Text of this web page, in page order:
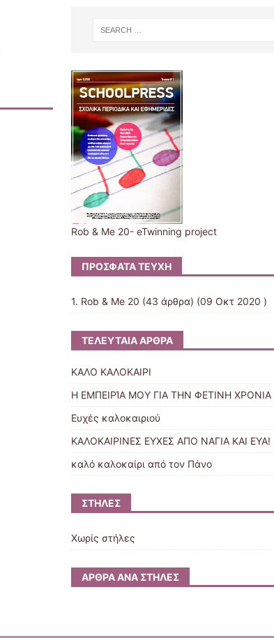
Rob & Me 20- eTwinning project
ΠΡΌΣΦΑΤΑ ΤΕΎΧΗ
1. Rob & Me 20 (43 άρθρα) (09 Οκτ 2020 )
ΤΕΛΕΥΤΑΊΑ ΆΡΘΡΑ
ΚΑΛΟ ΚΑΛΟΚΑΙΡΙ
Η ΕΜΠΕΙΡΊΑ ΜΟΥ ΓΙΑ ΤΗΝ ΦΕΤΙΝΗ ΧΡΟΝΙΑ
Ευχές καλοκαιριού
ΚΑΛΟΚΑΙΡΙΝΕΣ ΕΥΧΕΣ ΑΠΟ ΝΑΓΙΑ ΚΑΙ ΕΥΑ!
καλό καλοκαίρι από τον Πάνο
ΣΤΉΛΕΣ
Χωρίς στήλες
ΆΡΘΡΑ ΑΝΆ ΣΤΉΛΕΣ